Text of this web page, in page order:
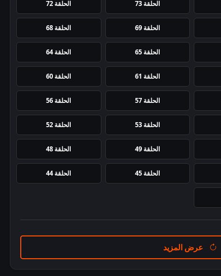
الحلقة 73 الحلقة 72
الحلقة 69 الحلقة 68
الحلقة 65 الحلقة 64
الحلقة 61 الحلقة 60
الحلقة 57 الحلقة 56
الحلقة 53 الحلقة 52
الحلقة 49 الحلقة 48
الحلقة 45 الحلقة 44
عرض المزيد